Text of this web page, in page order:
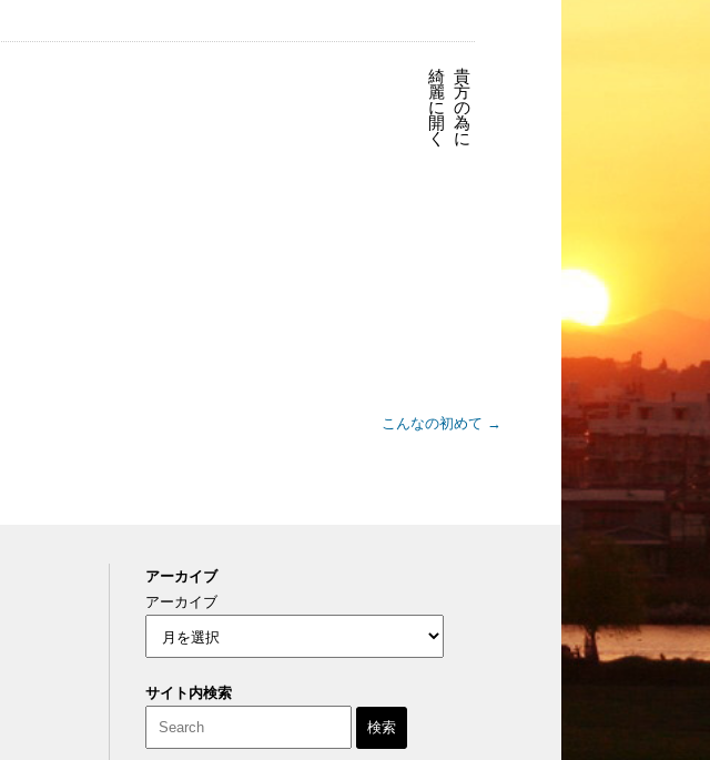
貴
方
の
為
に
綺
麗
に
開
く
こんなの初めて →
アーカイブ
アーカイブ
サイト内検索